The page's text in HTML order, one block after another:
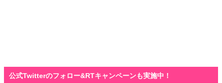
公式Twitterのフォロー&RTキャンペーンも実施中！